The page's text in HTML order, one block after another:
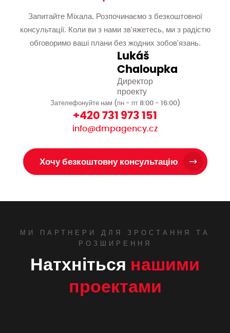
Запитайте Міхала. Розпочинаємо з безкоштовної
консультації. Коли ви з нами зв'яжетесь, ми з радістю
обговоримо ваші плани без жодних зобов'язань.
Lukáš
Chaloupka
Директор
проекту
Зателефонуйте нам (пн - пт 8:00 - 16:00)
+420 731 973 151
info@dmpagency.cz
Хочу безкоштовну консультацію
МИ ПАРТНЕРИ ДЛЯ ЗРОСТАННЯ ТА
РОЗШИРЕННЯ
Натхніться нашими
проектами